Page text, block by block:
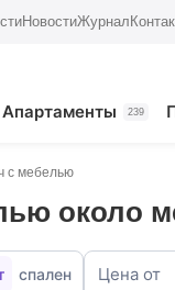
НовостиЖурнал
Апартаменты 239
с мебелью
около
спален Цена от